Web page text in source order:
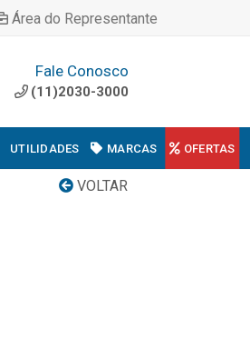
Área do Representante
Fale Conosco
(11)2030-3000
UTILIDADES MARCAS OFERTAS
VOLTAR